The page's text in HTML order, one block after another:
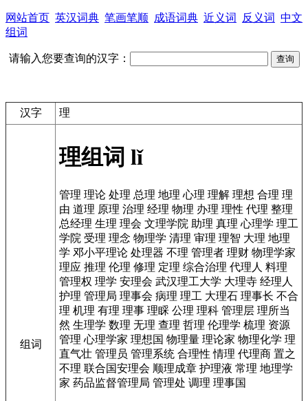
网站首页 英汉词典 笔画笔顺 成语词典 近义词 反义词 中文
组词
请输入您要查询的汉字：
汉字 理
组词
理组词 lǐ
管理 理论 处理 总理 地理 心理 理解 理想 合理 理
由 道理 原理 治理 经理 物理 办理 理性 代理 整理
总经理 生理 理会 文理学院 助理 真理 心理学 理工
学院 受理 理念 物理学 清理 审理 理智 大理 地理
学 邓小平理论 处理器 不理 管理者 理财 物理学家
理应 推理 伦理 修理 定理 综合治理 代理人 料理
管理权 理学 安理会 武汉理工大学 大理寺 经理人
护理 管理局 理事会 病理 理工 大理石 理事长 不合
理 机理 有理 理事 理睬 公理 理科 管理层 理所当
然 生理学 数理 无理 查理 哲理 伦理学 梳理 资源
管理 心理学家 理想国 物理量 理论家 物理化学 理
直气壮 管理员 管理系统 合理性 情理 代理商 置之
不理 联合国安理会 顺理成章 护理液 常理 地理学
家 药品监督管理局 管理处 调理 理事国